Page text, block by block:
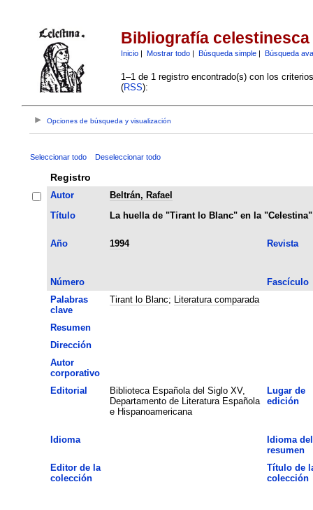
Bibliografía celestinesca
Inicio| Mostrar todo| Búsqueda simple| Búsqueda
1–1 de 1 registro encontrado(s) con los
(RSS):
Opciones de búsqueda y visualización
Seleccionar todo Deseleccionar todo
Registro
Autor
Beltrán, Rafael
Título
La huella de "Tirant lo Blanc" en la "Celestina"
Año 1994 Revista
Número
Fascículo
Palabras
clave
Tirant lo Blanc; Literatura comparada
Resumen
Dirección
Autor
corporativo
Editorial
Biblioteca Española del Siglo XV,
Departamento de Literatura Española
e Hispanoamericana
Lugar de
edición
Idioma
Idioma del
resumen
Editor de la
colección
Título de
colección